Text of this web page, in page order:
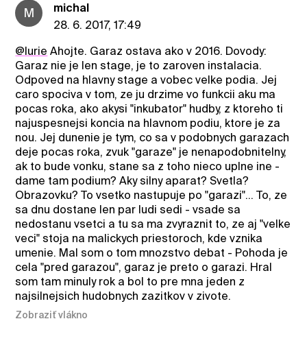
M
michal
28. 6. 2017, 17:49
@lurie Ahojte. Garaz ostava ako v 2016. Dovody:
Garaz nie je len stage, je to zaroven instalacia.
Odpoved na hlavny stage a vobec velke podia. Jej
caro spociva v tom, ze ju drzime vo funkcii aku ma
pocas roka, ako akysi "inkubator" hudby, z ktoreho ti
najuspesnejsi koncia na hlavnom podiu, ktore je za
nou. Jej dunenie je tym, co sa v podobnych garazach
deje pocas roka, zvuk "garaze" je nenapodobnitelny,
ak to bude vonku, stane sa z toho nieco uplne ine -
dame tam podium? Aky silny aparat? Svetla?
Obrazovku? To vsetko nastupuje po "garazi"... To, ze
sa dnu dostane len par ludi sedi - vsade sa
nedostanu vsetci a tu sa ma zvyraznit to, ze aj "velke
veci" stoja na malickych priestoroch, kde vznika
umenie. Mal som o tom mnozstvo debat - Pohoda je
cela "pred garazou", garaz je preto o garazi. Hral
som tam minuly rok a bol to pre mna jeden z
najsilnejsich hudobnych zazitkov v zivote.
Zobraziť vlákno